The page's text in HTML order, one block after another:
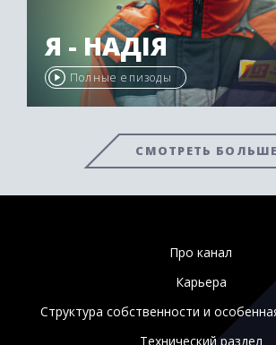
Я - НАДІЯ
Полные епизоды
СМОТРЕТЬ БОЛЬШЕ
Про канал
Карьера
Структура собственности и
Технический раздел